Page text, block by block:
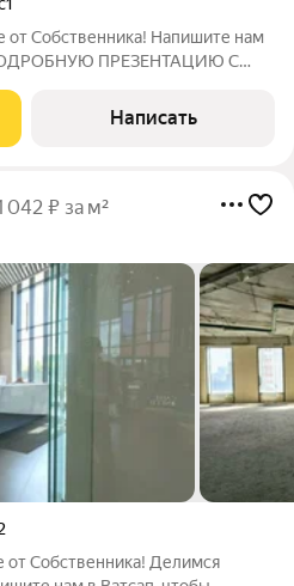
Собственника! Напишите нам
ПОДРОБНУЮ ПРЕЗЕНТАЦИЮ С
13 этаже в БЦ Грин Поинт (г.
Написать
042 ₽ за м²
Собственника! Делимся